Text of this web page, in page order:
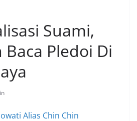
Suami,
Baca Pledoi Di